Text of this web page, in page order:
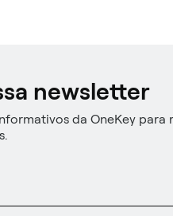
newsletter
da OneKey para